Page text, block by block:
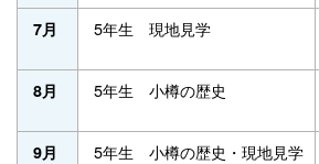
7月 5年生 現地見学
8月 5年生 小樽の歴史
9月 5年生 小樽の歴史・現地見学